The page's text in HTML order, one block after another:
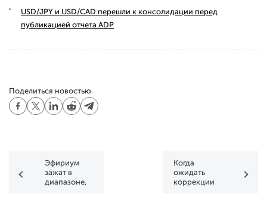
USD/JPY и USD/CAD перешли к консолидации перед
публикацией отчета ADP
Поделиться новостью
Эфириум
зажат в
диапазоне,
Когда
ожидать
коррекции